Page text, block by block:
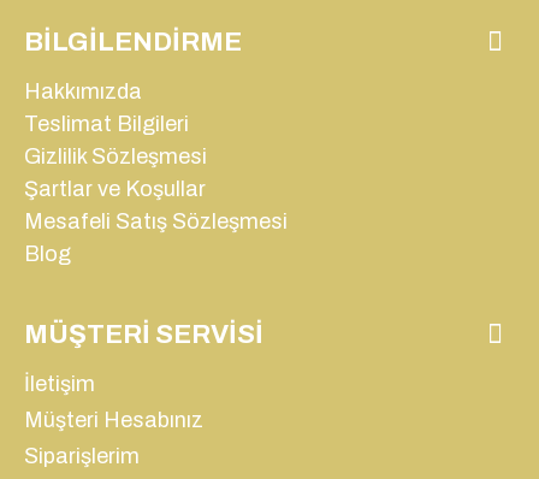
BILGILENDIRME
Hakkımızda
Teslimat Bilgileri
Gizlilik Sözleşmesi
Şartlar ve Koşullar
Mesafeli Satış Sözleşmesi
Blog
MÜŞTERI SERVISI
İletişim
Müşteri Hesabınız
Siparişlerim